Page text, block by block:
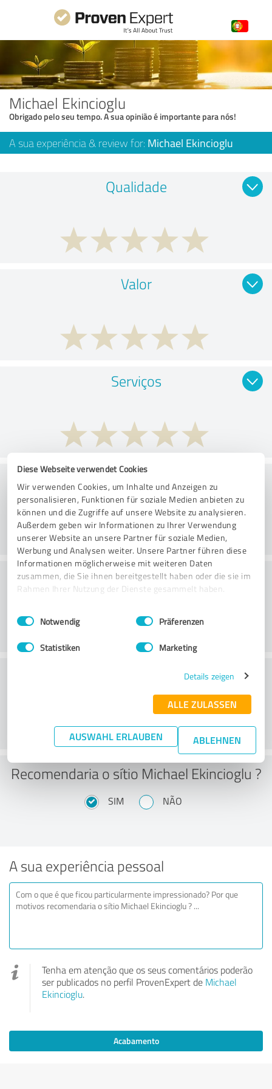
Diese Webseite verwendet Cookies
Wir verwenden Cookies, um Inhalte und Anzeigen zu
personalisieren, Funktionen für soziale Medien anbieten zu
können und die Zugriffe auf unsere Website zu analysieren.
Außerdem geben wir Informationen zu Ihrer Verwendung
unserer Website an unsere Partner für soziale Medien,
Werbung und Analysen weiter. Unsere Partner führen diese
Informationen möglicherweise mit weiteren Daten
zusammen, die Sie ihnen bereitgestellt haben oder die sie im
Rahmen Ihrer Nutzung der Dienste gesammelt haben.
Impressum Datenschutzbestimmungen
Einwilligungsauswahl
Notwendig Präferenzen
Statistiken Marketing
Details zeigen
ALLE ZULASSEN
AUSWAHL ERLAUBEN ABLEHNEN
Michael Ekincioglu
Obrigado pelo seu tempo. A sua opinião é importante para nós!
A sua experiência & review for: Michael Ekincioglu
Qualidade
Valor
Serviços
Implementação
Consultoria
Serviço ao cliente
Recomendaria o sítio Michael Ekincioglu ?
SIM NÃO
A sua experiência pessoal
Tenha em atenção que os seus comentários poderão
ser publicados no perfil ProvenExpert de Michael
Ekincioglu.
Acabamento